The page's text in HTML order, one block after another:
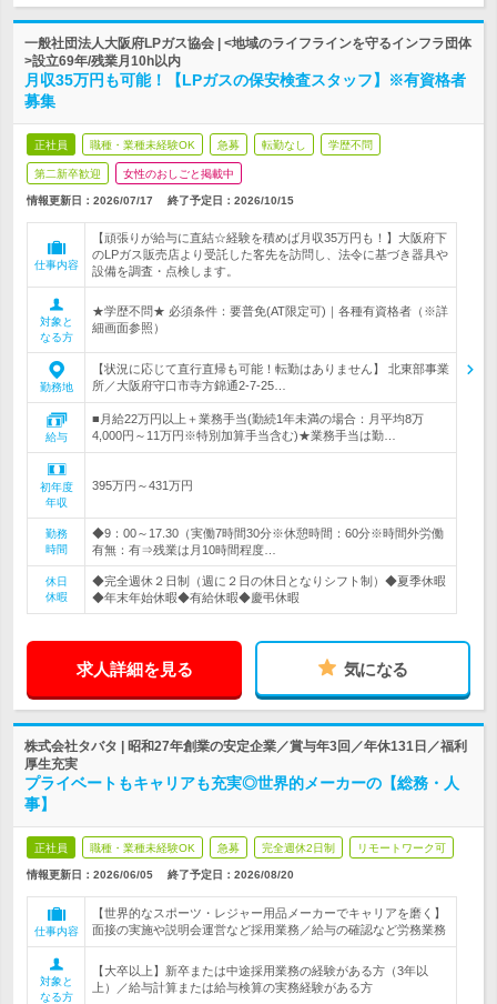
一般社団法人大阪府LPガス協会 | <地域のライフラインを守るインフラ団体
>設立69年/残業月10h以内
月収35万円も可能！【LPガスの保安検査スタッフ】※有資格者
募集
正社員 職種・業種未経験OK 急募 転勤なし 学歴不問
第二新卒歓迎 女性のおしごと掲載中
情報更新日：2026/07/17 終了予定日： 2026/10/15
仕事内容
【頑張りが給与に直結☆経験を積めば月収35万円も！】大阪府下
のLPガス販売店より受託した客先を訪問し、法令に基づき器具や
設備を調査・点検します。
対象と
なる方
★学歴不問★ 必須条件：要普免(AT限定可)｜各種有資格者（※詳
細画面参照）
勤務地
【状況に応じて直行直帰も可能！転勤はありません】 北東部事業
所／大阪府守口市寺方錦通2-7-25…
給与
■月給22万円以上＋業務手当(勤続1年未満の場合：月平均8万
4,000円～11万円※特別加算手当含む)★業務手当は勤…
初年度
年収
395万円～431万円
勤務
時間
◆9：00～17.30（実働7時間30分※休憩時間：60分※時間外労働
有無：有⇒残業は月10時間程度…
休日
休暇
◆完全週休２日制（週に２日の休日となりシフト制）◆夏季休暇
◆年末年始休暇◆有給休暇◆慶弔休暇
求人詳細を見る 気になる
株式会社タバタ | 昭和27年創業の安定企業／賞与年3回／年休131日／福利
厚生充実
プライベートもキャリアも充実◎世界的メーカーの【総務・人
事】
正社員 職種・業種未経験OK 急募 完全週休2日制 リモートワーク可
情報更新日：2026/06/05 終了予定日： 2026/08/20
仕事内容
【世界的なスポーツ・レジャー用品メーカーでキャリアを磨く】
面接の実施や説明会運営など採用業務／給与の確認など労務業務
対象と
なる方
【大卒以上】新卒または中途採用業務の経験がある方（3年以
上）／給与計算または給与検算の実務経験がある方